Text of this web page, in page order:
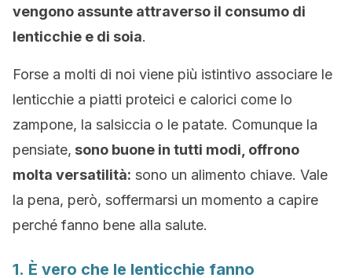
vengono assunte attraverso il consumo di
lenticchie e di soia.
Forse a molti di noi viene più istintivo associare le
lenticchie a piatti proteici e calorici come lo
zampone, la salsiccia o le patate. Comunque la
pensiate, sono buone in tutti modi, offrono
molta versatilità: sono un alimento chiave. Vale
la pena, però, soffermarsi un momento a capire
perché fanno bene alla salute.
1. È vero che le lenticchie fanno